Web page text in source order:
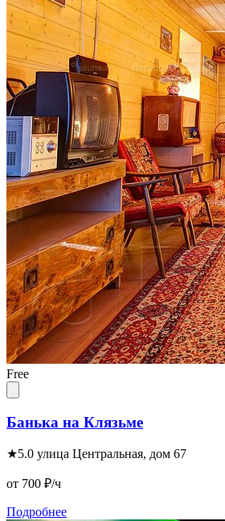
Free
Банька на Клязьме
★5.0 улица Центральная, дом 67
от 700 ₽/ч
Подробнее